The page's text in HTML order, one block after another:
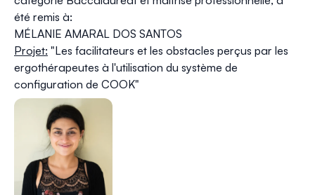
été remis à:
MÉLANIE AMARAL DOS SANTOS
Projet: "Les facilitateurs et les obstacles perçus par les
ergothérapeutes à l'utilisation du système de
configuration de COOK"